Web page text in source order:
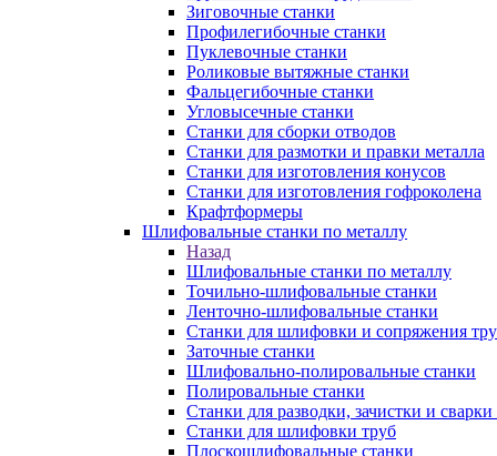
Зиговочные станки
Профилегибочные станки
Пуклевочные станки
Роликовые вытяжные станки
Фальцегибочные станки
Угловысечные станки
Станки для сборки отводов
Станки для размотки и правки металла
Станки для изготовления конусов
Станки для изготовления гофроколена
Крафтформеры
Шлифовальные станки по металлу
Назад
Шлифовальные станки по металлу
Точильно-шлифовальные станки
Ленточно-шлифовальные станки
Станки для шлифовки и сопряжения
Заточные станки
Шлифовально-полировальные станки
Полировальные станки
Станки для разводки, зачистки и сварки
Станки для шлифовки труб
Плоскошлифовальные станки